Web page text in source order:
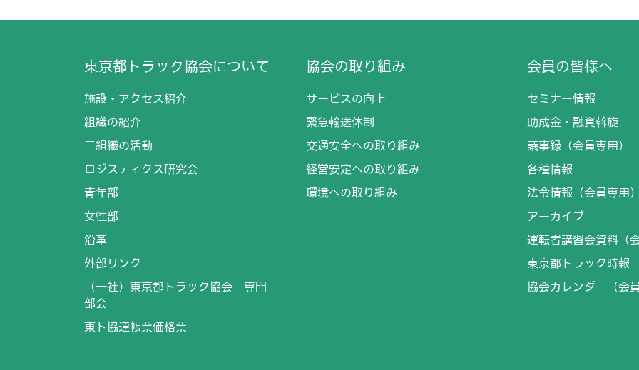
東京都トラック協会について
施設・アクセス紹介
組織の紹介
三組織の活動
ロジスティクス研究会
青年部
女性部
沿革
外部リンク
（一社）東京都トラック協会 専門
部会
東ト協連帳票価格票
協会の取り組み
サービスの向上
緊急輸送体制
交通安全への取り組み
経営安定への取り組み
環境への取り組み
会員の皆様へ
セミナー情報
助成金・融資斡旋
議事録（会員専用）
各種情報
法令情報（会員専用
アーカイブ
運転者講習会資料（
東京都トラック時報
協会カレンダー（会